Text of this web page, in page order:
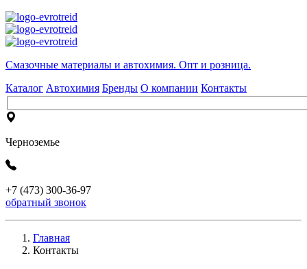
Cмазочные материалы и автохимия. Опт и розница.
Каталог Автохимия Бренды О компании Контакты
Черноземье
+7 (473) 300-36-97
обратный звонок
Главная
Контакты